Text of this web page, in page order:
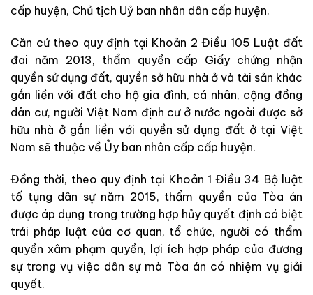
cấp huyện, Chủ tịch Uỷ ban nhân dân cấp huyện.
Căn cứ theo quy định tại Khoản 2 Điều 105 Luật đất
đai năm 2013, thẩm quyền cấp Giấy chứng nhận
quyền sử dụng đất, quyền sở hữu nhà ở và tài sản khác
gắn liền với đất cho hộ gia đình, cá nhân, cộng đồng
dân cư, người Việt Nam định cư ở nước ngoài được sở
hữu nhà ở gắn liền với quyền sử dụng đất ở tại Việt
Nam sẽ thuộc về Ủy ban nhân cấp cấp huyện.
Đồng thời, theo quy định tại Khoản 1 Điều 34 Bộ luật
tố tụng dân sự năm 2015, thẩm quyền của Tòa án
được áp dụng trong trường hợp hủy quyết định cá biệt
trái pháp luật của cơ quan, tổ chức, người có thẩm
quyền xâm phạm quyền, lợi ích hợp pháp của đương
sự trong vụ việc dân sự mà Tòa án có nhiệm vụ giải
quyết.